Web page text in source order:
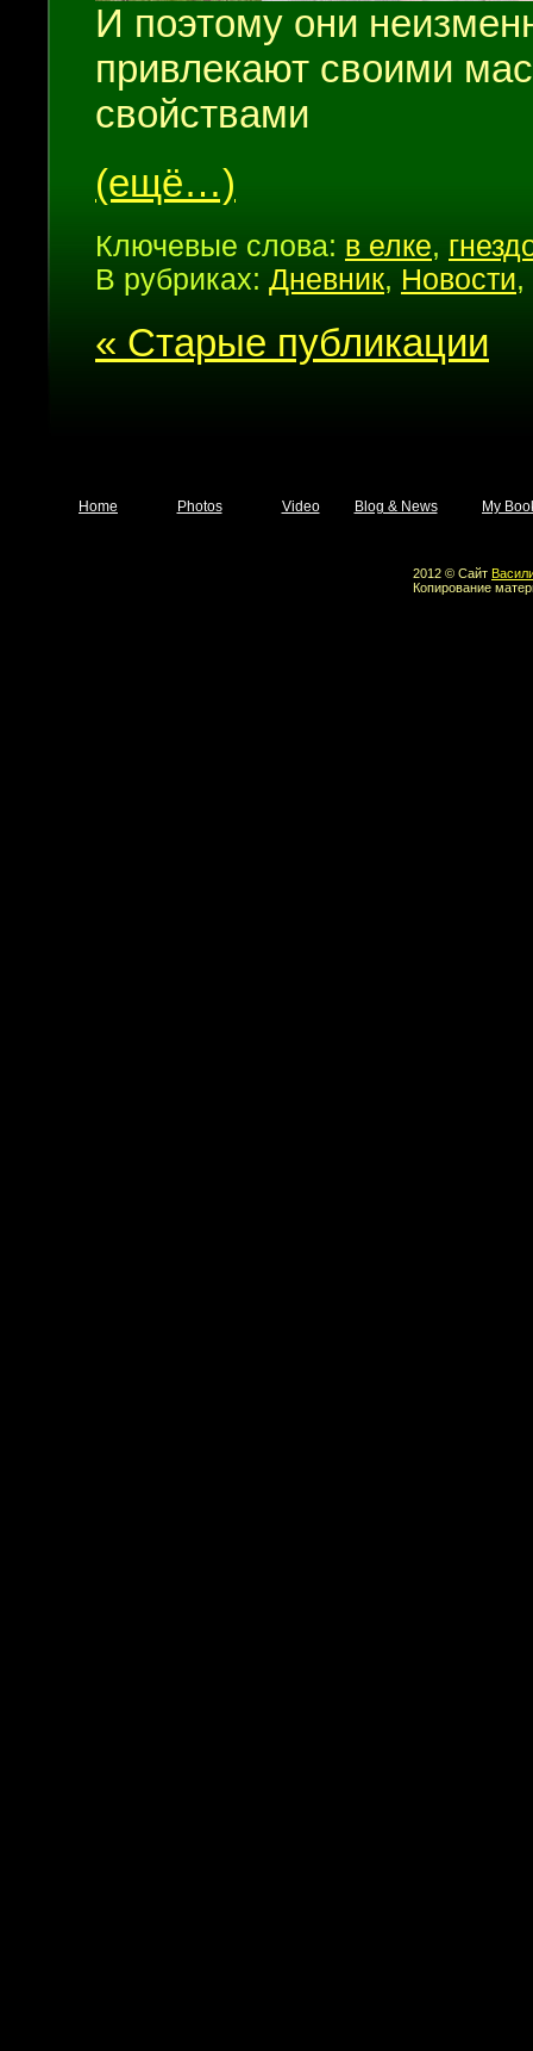
И поэтому они
привлекают своими
свойствами
(ещё…)
Ключевые слова: в елке,
В рубриках: Дневник, Новости,
« Старые публикации
Home Photos Video Blog & News My
2012 © Сайт
Копирование